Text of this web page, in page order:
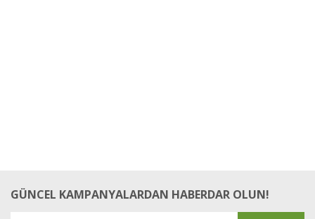
GÜNCEL KAMPANYALARDAN HABERDAR OLUN!